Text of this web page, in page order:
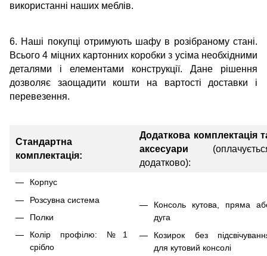
використанні наших меблів.
6. Наші покупці отримують шафу в розібраному стані.
Всього 4 міцних картонних коробки з усіма необхідними
деталями і елементами конструкції. Дане рішення
дозволяє заощадити кошти на вартості доставки і
перевезення.
Стандартна
комплектація:
Додаткова комплектація
аксесуари
додатково):
Корпус
Розсувна система
Полки
Колір профілю: №1
срібло
Консоль кутова, пряма
дуга
Козирок без
для кутовий консолі